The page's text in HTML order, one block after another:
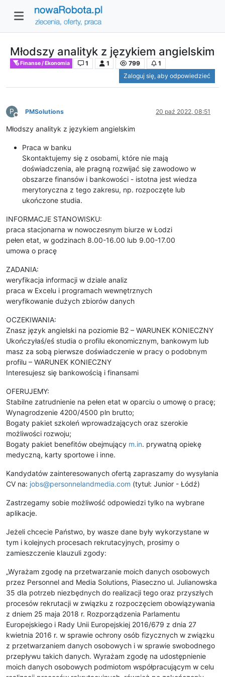
Młodszy analityk z językiem angielskim
Finanse / Ekonomia 1 1 799
1
Zaloguj się, aby odpowiedzieć
P
Niedostępny
PMSolutions 20 paź 2022, 08:51
Młodszy analityk z językiem angielskim
Praca w banku
Skontaktujemy się z osobami, które nie mają
doświadczenia, ale pragną rozwijać się zawodowo w
obszarze finansów i bankowości - istotna jest wiedza
merytoryczna z tego zakresu, np. rozpoczęte lub
ukończone studia.
INFORMACJE STANOWISKU:
praca stacjonarna w nowoczesnym biurze w Łodzi
pełen etat, w godzinach 8.00-16.00 lub 9.00-17.00
umowa o pracę
ZADANIA:
weryfikacja informacji w dziale analiz
praca w Excelu i programach wewnętrznych
weryfikowanie dużych zbiorów danych
OCZEKIWANIA:
Znasz język angielski na poziomie B2 – WARUNEK KONIECZNY
Ukończyłaś/eś studia o profilu ekonomicznym, bankowym lub
masz za sobą pierwsze doświadczenie w pracy o podobnym
profilu – WARUNEK KONIECZNY
Interesujesz się bankowością i finansami
OFERUJEMY:
Stabilne zatrudnienie na pełen etat w oparciu o umowę o pracę;
Wynagrodzenie 4200/4500 pln brutto;
Bogaty pakiet szkoleń wprowadzających oraz szerokie
możliwości rozwoju;
Bogaty pakiet benefitów obejmujący m.in. prywatną opiekę
medyczną, karty sportowe i inne.
Kandydatów zainteresowanych ofertą zapraszamy do wysyłania
CV na: jobs@personnelandmedia.com (tytuł: Junior - Łódź)
Zastrzegamy sobie możliwość odpowiedzi tylko na wybrane
aplikacje.
Jeżeli chcecie Państwo, by wasze dane były wykorzystane w
tym i kolejnych procesach rekrutacyjnych, prosimy o
zamieszczenie klauzuli zgody:
„Wyrażam zgodę na przetwarzanie moich danych osobowych
przez Personnel and Media Solutions, Piaseczno ul. Julianowska
35 dla potrzeb niezbędnych do realizacji tego oraz przyszłych
procesów rekrutacji w związku z rozpoczęciem obowiązywania
z dniem 25 maja 2018 r. Rozporządzenia Parlamentu
Europejskiego i Rady Unii Europejskiej 2016/679 z dnia 27
kwietnia 2016 r. w sprawie ochrony osób fizycznych w związku
z przetwarzaniem danych osobowych i w sprawie swobodnego
przepływu takich danych. Wyrażam zgodę na udostępnienie
moich danych osobowych podmiotom współpracującym w celu